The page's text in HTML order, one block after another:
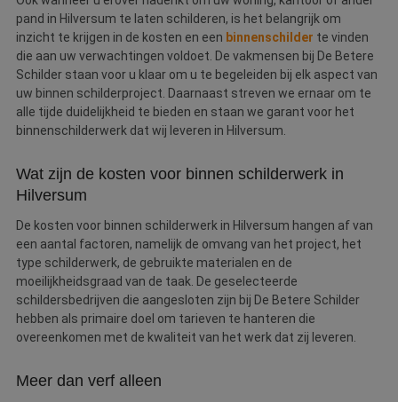
pand in Hilversum te laten schilderen, is het belangrijk om
inzicht te krijgen in de kosten en een binnenschilder te vinden
die aan uw verwachtingen voldoet. De vakmensen bij De Betere
Schilder staan voor u klaar om u te begeleiden bij elk aspect van
uw binnen schilderproject. Daarnaast streven we ernaar om te
alle tijde duidelijkheid te bieden en staan we garant voor het
binnenschilderwerk dat wij leveren in Hilversum.
Wat zijn de kosten voor binnen schilderwerk in
Hilversum
De kosten voor binnen schilderwerk in Hilversum hangen af van
een aantal factoren, namelijk de omvang van het project, het
type schilderwerk, de gebruikte materialen en de
moeilijkheidsgraad van de taak. De geselecteerde
schildersbedrijven die aangesloten zijn bij De Betere Schilder
hebben als primaire doel om tarieven te hanteren die
overeenkomen met de kwaliteit van het werk dat zij leveren.
Meer dan verf alleen